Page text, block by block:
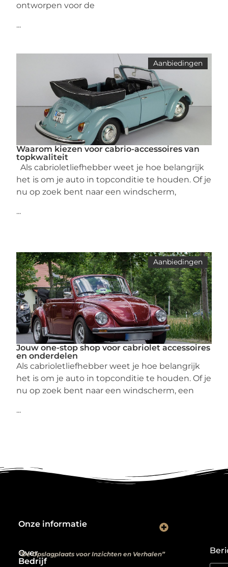
ontworpen voor de
...
Aanbiedingen
Waarom kiezen voor cabrio-accessoires van
topkwaliteit
Als cabrioletliefhebber weet je hoe belangrijk
het is om je auto in topconditie te houden. Of je
nu op zoek bent naar een windscherm,
...
Aanbiedingen
Jouw one-stop shop voor cabriolet accessoires
en onderdelen
Als cabrioletliefhebber weet je hoe belangrijk
het is om je auto in topconditie te houden. Of je
nu op zoek bent naar een windscherm, een
...
Over
Bedrijf
“De Opslagplaats voor Inzichten en Verhalen”
Onze informatie